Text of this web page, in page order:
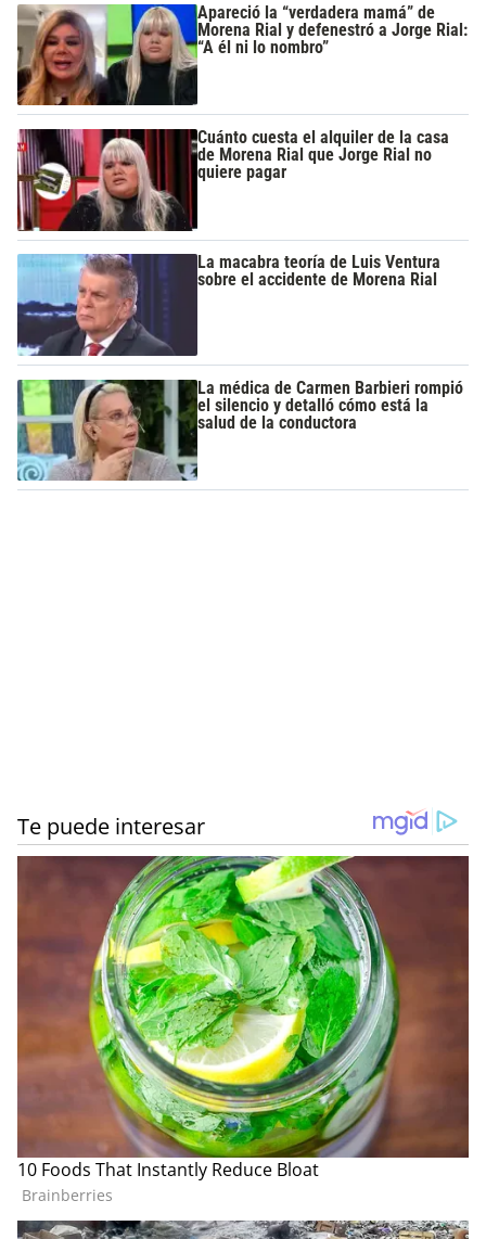
Apareció la “verdadera mamá” de
Morena Rial y defenestró a Jorge Rial:
“A él ni lo nombro”
Cuánto cuesta el alquiler de la casa
de Morena Rial que Jorge Rial no
quiere pagar
La macabra teoría de Luis Ventura
sobre el accidente de Morena Rial
La médica de Carmen Barbieri rompió
el silencio y detalló cómo está la
salud de la conductora